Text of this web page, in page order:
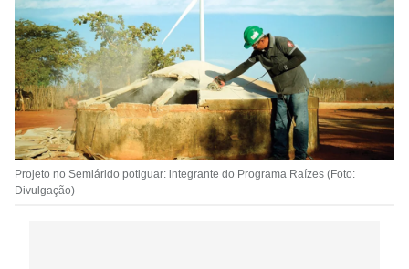
Projeto no Semiárido potiguar: integrante do Programa Raízes (Foto:
Divulgação)